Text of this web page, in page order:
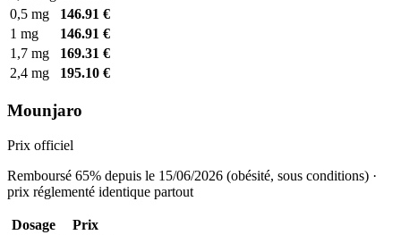
0,5 mg
146.91 €
1 mg
146.91 €
1,7 mg
169.31 €
2,4 mg
195.10 €
Mounjaro
Prix officiel
Remboursé 65% depuis le 15/06/2026 (obésité, sous conditions) ·
prix réglementé identique partout
Dosage
Prix